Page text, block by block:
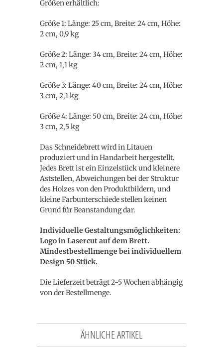
Größen erhältlich:
Größe 1: Länge: 25 cm, Breite: 24 cm, Höhe:
2 cm, 0,9 kg
Größe 2: Länge: 34 cm, Breite: 24 cm, Höhe:
2 cm, 1,1 kg
Größe 3: Länge: 40 cm, Breite: 24 cm, Höhe:
3 cm, 2,1 kg
Größe 4: Länge: 50 cm, Breite: 24 cm, Höhe:
3 cm, 2,5 kg
Das Schneidebrett wird in Litauen
produziert und in Handarbeit hergestellt.
Jedes Brett ist ein Einzelstück und kleinere
Aststellen, Abweichungen bei der Struktur
des Holzes von den Produktbildern, und
kleine Farbunterschiede stellen keinen
Grund für Beanstandung dar.
Individuelle Gestaltungsmöglichkeiten:
Logo in Lasercut auf dem Brett.
Mindestbestellmenge bei individuellem
Design 50 Stück.
Die Lieferzeit beträgt 2-5 Wochen abhängig
von der Bestellmenge.
ÄHNLICHE ARTIKEL